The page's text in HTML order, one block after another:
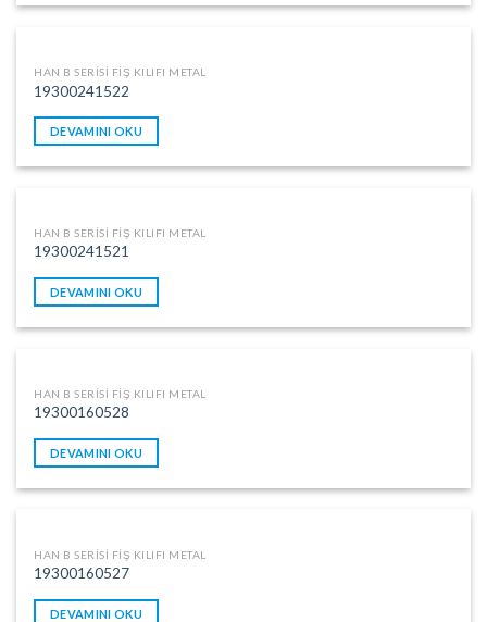
HAN B SERISI FIŞ KILIFI METAL
19300241522
DEVAMINI OKU
HAN B SERISI FIŞ KILIFI METAL
19300241521
DEVAMINI OKU
HAN B SERISI FIŞ KILIFI METAL
19300160528
DEVAMINI OKU
HAN B SERISI FIŞ KILIFI METAL
19300160527
DEVAMINI OKU